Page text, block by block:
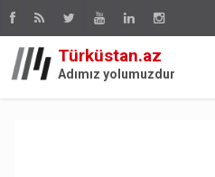
Türküstan.az
Adımız yolumuzdur